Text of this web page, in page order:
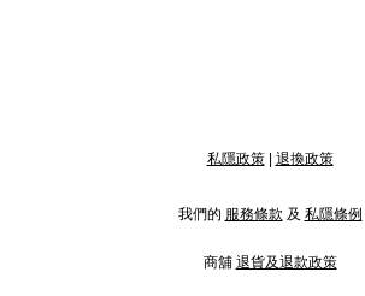
私隱政策| 退換政策
我們的 服務條款 及 私隱條例
商舖 退貨及退款政策